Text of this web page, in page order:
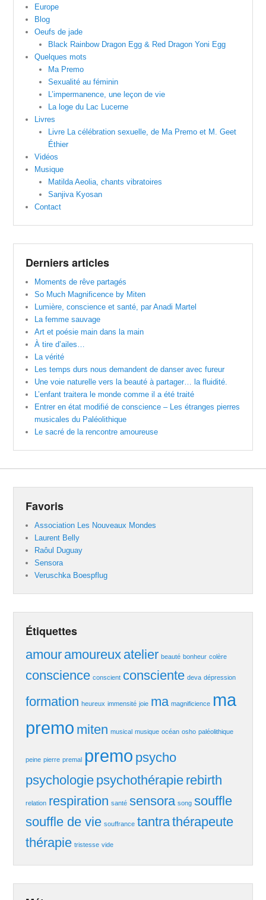
Europe
Blog
Oeufs de jade
Black Rainbow Dragon Egg & Red Dragon Yoni Egg
Quelques mots
Ma Premo
Sexualité au féminin
L’impermanence, une leçon de vie
La loge du Lac Lucerne
Livres
Livre La célébration sexuelle, de Ma Premo et M. Geet
Éthier
Vidéos
Musique
Matilda Aeolia, chants vibratoires
Sanjiva Kyosan
Contact
Derniers articles
Moments de rêve partagés
So Much Magnificence by Miten
Lumière, conscience et santé, par Anadi Martel
La femme sauvage
Art et poésie main dans la main
À tire d’ailes…
La vérité
Les temps durs nous demandent de danser avec fureur
Une voie naturelle vers la beauté à partager… la fluidité.
L’enfant traitera le monde comme il a été traité
Entrer en état modifié de conscience – Les étranges pierres
musicales du Paléolithique
Le sacré de la rencontre amoureuse
Favoris
Association Les Nouveaux Mondes
Laurent Belly
Raôul Duguay
Sensora
Veruschka Boespflug
Étiquettes
amour amoureux atelier beauté bonheur colère
conscience conscient consciente deva dépression
formation heureux immensité joie ma magnificience ma
premo miten musical musique océan osho paléolithique
peine pierre premal premo psycho
psychologie psychothérapie rebirth
relation respiration santé sensora song souffle
souffle de vie souffrance tantrathérapeute
thérapie tristesse vide